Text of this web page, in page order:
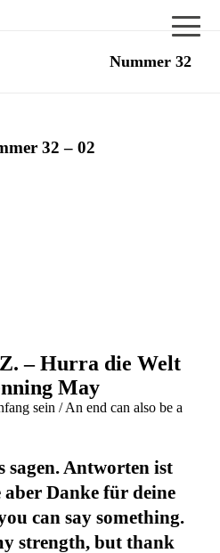
Nummer 32
32 – 02
– Hurra die Welt
May
sein / An end can also be a
sagen. Antworten ist
Danke für deine
can say something.
strength, but thank